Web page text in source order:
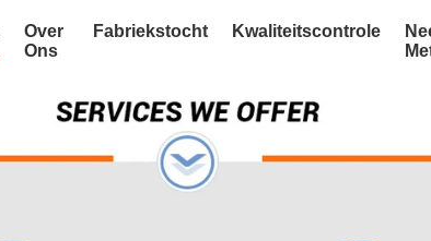
Over
Ons
Fabriekstocht Kwaliteitscontrole